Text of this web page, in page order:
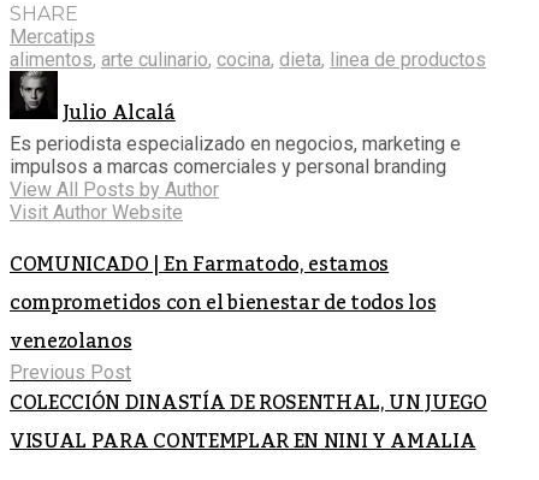
SHARE
Mercatips
alimentos, arte culinario, cocina, dieta, linea de productos
Julio Alcalá
Es periodista especializado en negocios, marketing e
impulsos a marcas comerciales y personal branding
View All Posts by Author
Visit Author Website
COMUNICADO | En Farmatodo, estamos
comprometidos con el bienestar de todos los
venezolanos
Previous Post
COLECCIÓN DINASTÍA DE ROSENTHAL, UN JUEGO
VISUAL PARA CONTEMPLAR EN NINI Y AMALIA